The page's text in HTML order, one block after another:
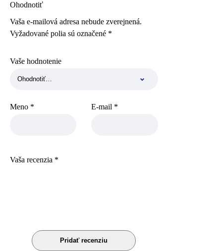
Ohodnotiť
Vaša e-mailová adresa nebude zverejnená.
Vyžadované polia sú označené *
Vaše hodnotenie
Vaša recenzia *
Meno * E-mail *